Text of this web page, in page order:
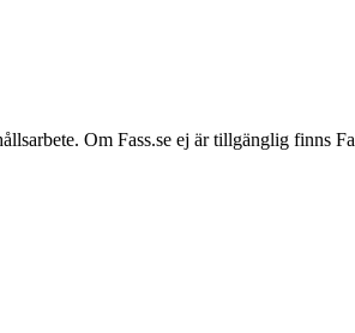
Om Fass.se ej är tillgänglig finns